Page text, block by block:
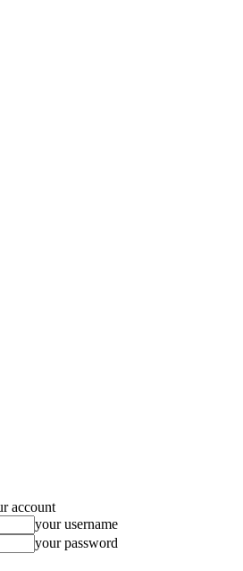
account
your username
your password